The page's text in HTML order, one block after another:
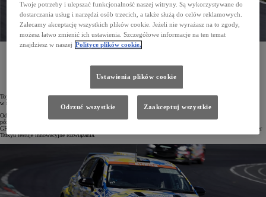
W zawodach wystartowała GR Corolla H2 Concept wyposażona w technologie poprawiające zasięg
Toyota od lat inwestuje w technologie wodorowe. Zgodnie z założeniami marki odegrają one znaczną rolę
w redukcji emisji w transporcie i innych sektorach gospodarki.
Od 2014 roku na rynku dostępny jest model Mirai zasilany wodorowymi ogniwami paliwowymi. Kilka lat
później Toyota rozpoczęła program rozwoju wodorowych silników spalinowych. Efektem tych prac jest
GR Corolla H2 Concept, która od 2021 roku w japońskiej serii wyścigów długodystansowych ENEOS Super
Taikyu testuje innowacyjne rozwiązania.
Twoje potrzeby i ulepszać funkcjonalność naszej witryny. Są wykorzystywane do
dostarczania usług i narzędzi osób trzecich, a także służą do celów reklamowych.
Zalecamy akceptację wszystkich plików cookie. Jeżeli nie wyrażasz na to zgody,
możesz łatwo zmienić ich ustawienia. Szczegółowe informacje na ten temat
znajdziesz w naszej Polityce plików cookie.
Ustawienia plików cookie
Odrzuć wszystkie Zaakceptuj wszystkie